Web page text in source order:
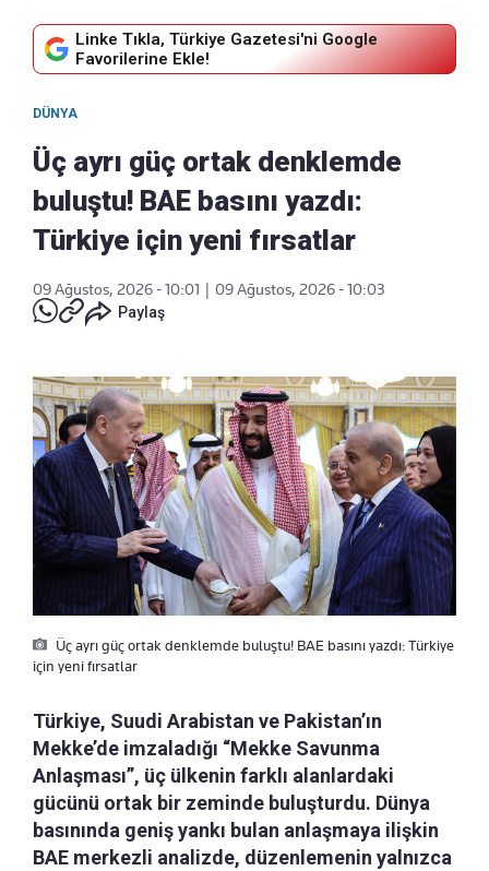
Linke Tıkla, Türkiye Gazetesi'ni Google
Favorilerine Ekle!
DÜNYA
Üç ayrı güç ortak denklemde
buluştu! BAE basını yazdı:
Türkiye için yeni fırsatlar
09 Ağustos, 2026 - 10:01
09 Ağustos, 2026 - 10:03
Paylaş
Üç ayrı güç ortak denklemde buluştu! BAE basını yazdı: Türkiye
için yeni fırsatlar
Türkiye, Suudi Arabistan ve Pakistan’ın
Mekke’de imzaladığı “Mekke Savunma
Anlaşması”, üç ülkenin farklı alanlardaki
gücünü ortak bir zeminde buluşturdu. Dünya
basınında geniş yankı bulan anlaşmaya ilişkin
BAE merkezli analizde, düzenlemenin yalnızca